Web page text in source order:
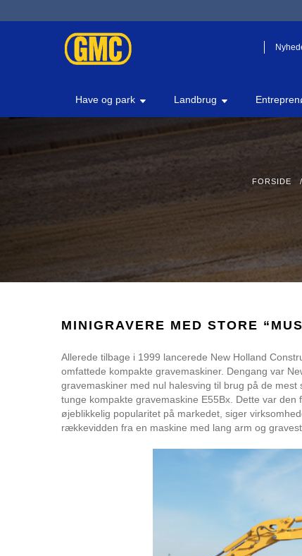
Have og park Landbrug
FORSIDE
MINIGRAVERE MED STORE
Allerede tilbage i 1999 lancerede New Holland
omfattede kompakte gravemaskiner. Dengang var
gravemaskiner med nul halesving til brug på de
tunge kompakte gravemaskine E55Bx. Dette var
øjeblikkelig popularitet på markedet, siger
rækkevidden fra en maskine med lang arm og